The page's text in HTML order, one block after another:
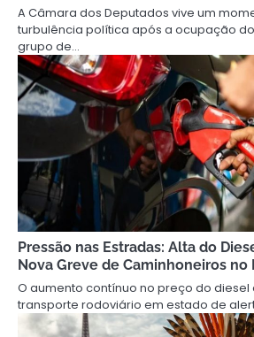
A Câmara dos Deputados vive um
turbulência política após a ocupação
grupo de…
Pressão nas Estradas: Alta do
Nova Greve de Caminhoneiros no
O aumento contínuo no preço do
transporte rodoviário em estado de